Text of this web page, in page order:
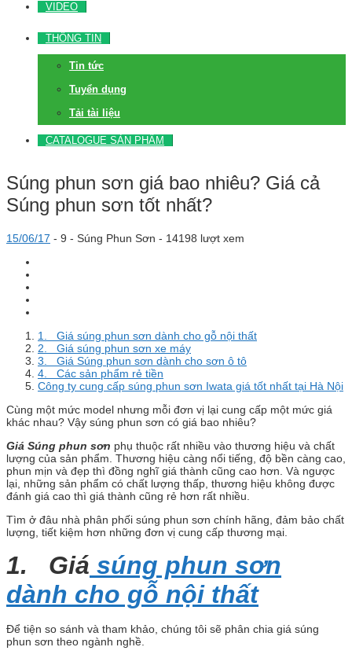
VIDEO
THÔNG TIN
Tin tức
Tuyển dụng
Tải tài liệu
CATALOGUE SẢN PHẨM
Súng phun sơn giá bao nhiêu? Giá cả
Súng phun sơn tốt nhất?
15/06/17 - 9 - Súng Phun Sơn - 14198 lượt xem
1. Giá súng phun sơn dành cho gỗ nội thất
2. Giá súng phun sơn xe máy
3. Giá Súng phun sơn dành cho sơn ô tô
4. Các sản phẩm rẻ tiền
Công ty cung cấp súng phun sơn Iwata giá tốt nhất tại Hà Nội
Cùng một mức model nhưng mỗi đơn vị lại cung cấp một mức giá
khác nhau? Vậy súng phun sơn có giá bao nhiêu?
Giá Súng phun sơn phụ thuộc rất nhiều vào thương hiệu và chất
lượng của sản phẩm. Thương hiệu càng nổi tiếng, độ bền càng cao,
phun mịn và đẹp thì đồng nghĩ giá thành cũng cao hơn. Và ngược
lại, những sản phẩm có chất lượng thấp, thương hiệu không được
đánh giá cao thì giá thành cũng rẻ hơn rất nhiều.
Tìm ở đâu nhà phân phối súng phun sơn chính hãng, đảm bảo chất
lượng, tiết kiệm hơn những đơn vị cung cấp thương mại.
1. Giá súng phun sơn
dành cho gỗ nội thất
Để tiện so sánh và tham khảo, chúng tôi sẽ phân chia giá súng
phun sơn theo ngành nghề.